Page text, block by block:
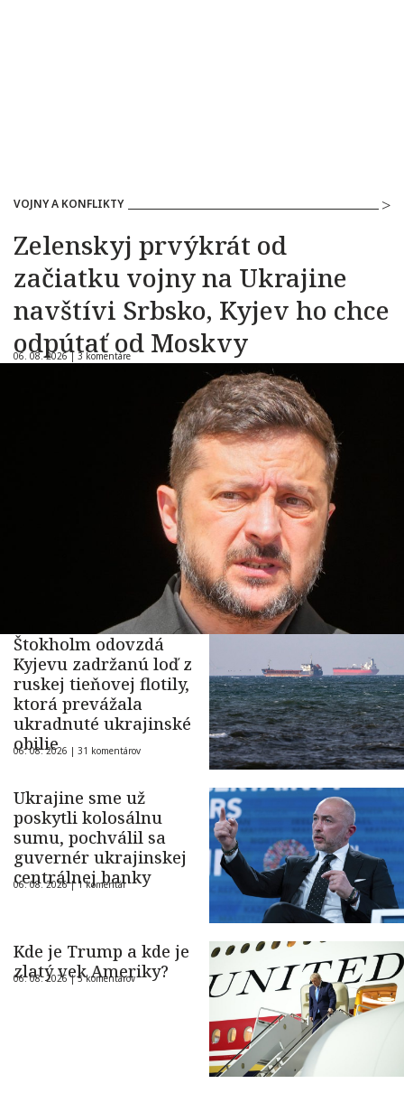
VOJNY A KONFLIKTY
Zelenskyj prvýkrát od
začiatku vojny na Ukrajine
navštívi Srbsko, Kyjev ho chce
odpútať od Moskvy
06. 08. 2026 | 3 komentáre
Štokholm odovzdá
Kyjevu zadržanú loď z
ruskej tieňovej flotily,
ktorá prevážala
ukradnuté ukrajinské
obilie
06. 08. 2026 | 31 komentárov
Ukrajine sme už
poskytli kolosálnu
sumu, pochválil sa
guvernér ukrajinskej
centrálnej banky
06. 08. 2026 |1 komentár
Kde je Trump a kde je
zlatý vek Ameriky?
06. 08. 2026 |5 komentárov